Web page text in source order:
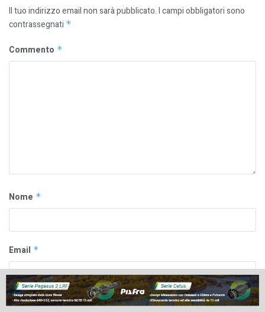
Il tuo indirizzo email non sarà pubblicato.I campi obbligatori sono
contrassegnati *
Commento *
Nome *
Email *
Sito web